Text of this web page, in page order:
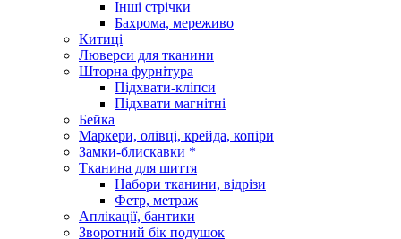
Інші стрічки
Бахрома, мереживо
Китиці
Люверси для тканини
Шторна фурнітура
Підхвати-кліпси
Підхвати магнітні
Бейка
Маркери, олівці, крейда, копіри
Замки-блискавки *
Тканина для шиття
Набори тканини, відрізи
Фетр, метраж
Аплікації, бантики
Зворотний бік подушок